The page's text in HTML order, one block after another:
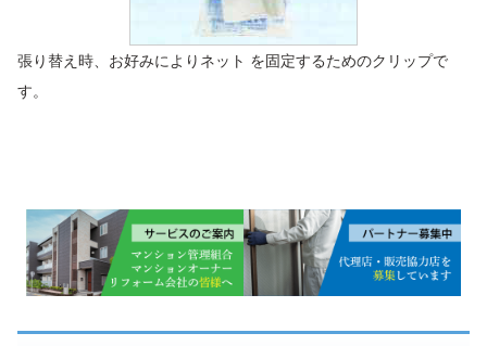
張り替え時、お好みによりネット を固定するためのクリップで
す。